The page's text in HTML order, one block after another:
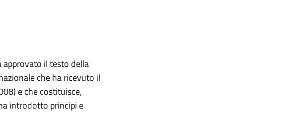
approvato il testo della
che ha ricevuto il
e che costituisce,
introdotto principi e